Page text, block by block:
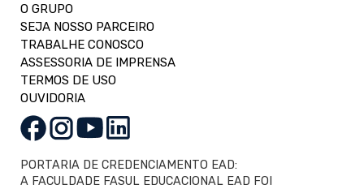
O GRUPO
SEJA NOSSO PARCEIRO
TRABALHE CONOSCO
ASSESSORIA DE IMPRENSA
TERMOS DE USO
OUVIDORIA
PORTARIA DE CREDENCIAMENTO EAD:
A FACULDADE FASUL EDUCACIONAL EAD FOI